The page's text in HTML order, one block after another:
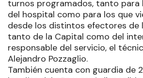
turnos programados, tanto para
del hospital como para los que
desde los distintos efectores de
tanto de la Capital como del
responsable del servicio, el
Alejandro Pozzaglio.
También cuenta con guardia de